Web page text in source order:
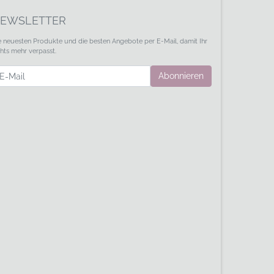
neuesten Produkte und die besten Angebote per E-Mail, damit Ihr
mehr verpasst.
Abonnieren